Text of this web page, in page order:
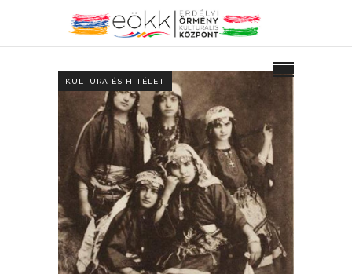
KULTÚRA ÉS HITÉLET